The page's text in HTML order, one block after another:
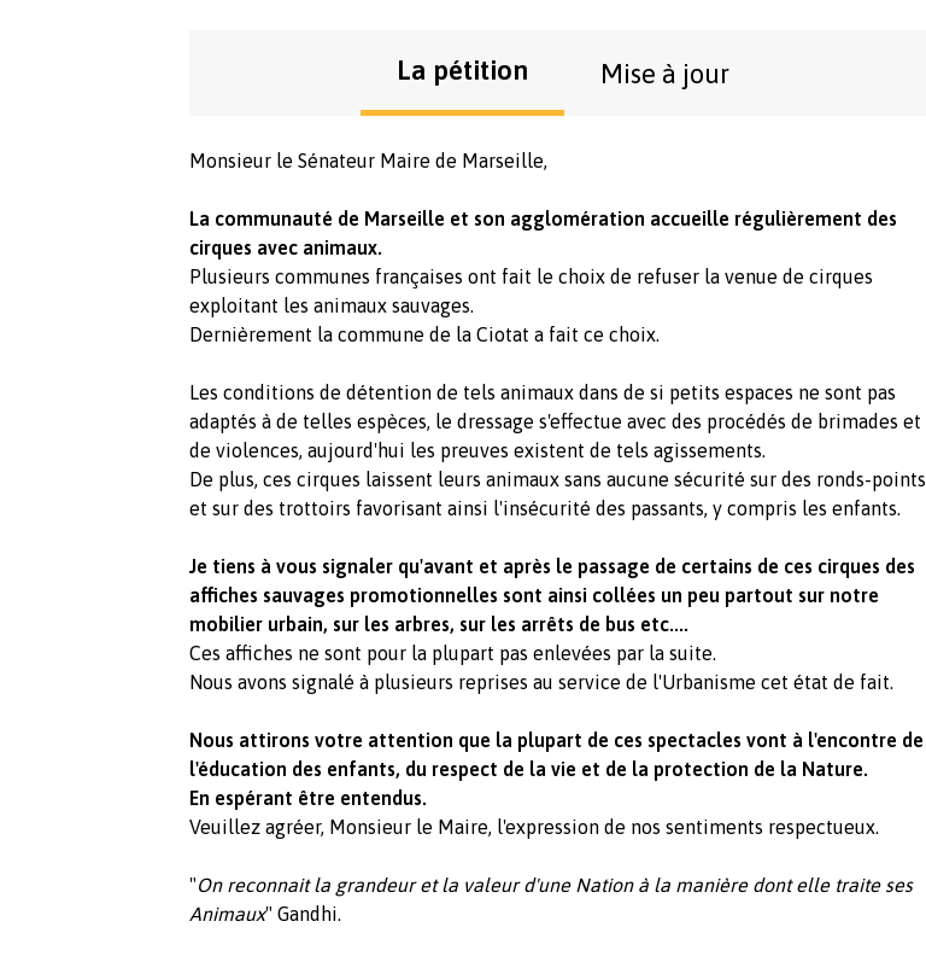
La pétition Mise à jour
Monsieur le Sénateur Maire de Marseille,
La communauté de Marseille et son agglomération accueille régulièrement des
cirques avec animaux.
Plusieurs communes françaises ont fait le choix de refuser la venue de cirques
exploitant les animaux sauvages.
Dernièrement la commune de la Ciotat a fait ce choix.
Les conditions de détention de tels animaux dans de si petits espaces ne sont pas
adaptés à de telles espèces, le dressage s'effectue avec des procédés de brimades et
de violences, aujourd'hui les preuves existent de tels agissements.
De plus, ces cirques laissent leurs animaux sans aucune sécurité sur des ronds-points
et sur des trottoirs favorisant ainsi l'insécurité des passants, y compris les enfants.
Je tiens à vous signaler qu'avant et après le passage de certains de ces cirques des
affiches sauvages promotionnelles sont ainsi collées un peu partout sur notre
mobilier urbain, sur les arbres, sur les arrêts de bus etc....
Ces affiches ne sont pour la plupart pas enlevées par la suite.
Nous avons signalé à plusieurs reprises au service de l'Urbanisme cet état de fait.
Nous attirons votre attention que la plupart de ces spectacles vont à l'encontre de
l'éducation des enfants, du respect de la vie et de la protection de la Nature.
En espérant être entendus.
Veuillez agréer, Monsieur le Maire, l'expression de nos sentiments respectueux.
"On reconnait la grandeur et la valeur d'une Nation à la manière dont elle traite ses
Animaux" Gandhi.